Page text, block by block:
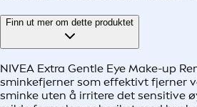
Finn ut mer om dette produktet
NIVEA Extra Gentle Eye Make-up
sminkefjerner som effektivt fjerner
sminke uten å irritere det sensitive